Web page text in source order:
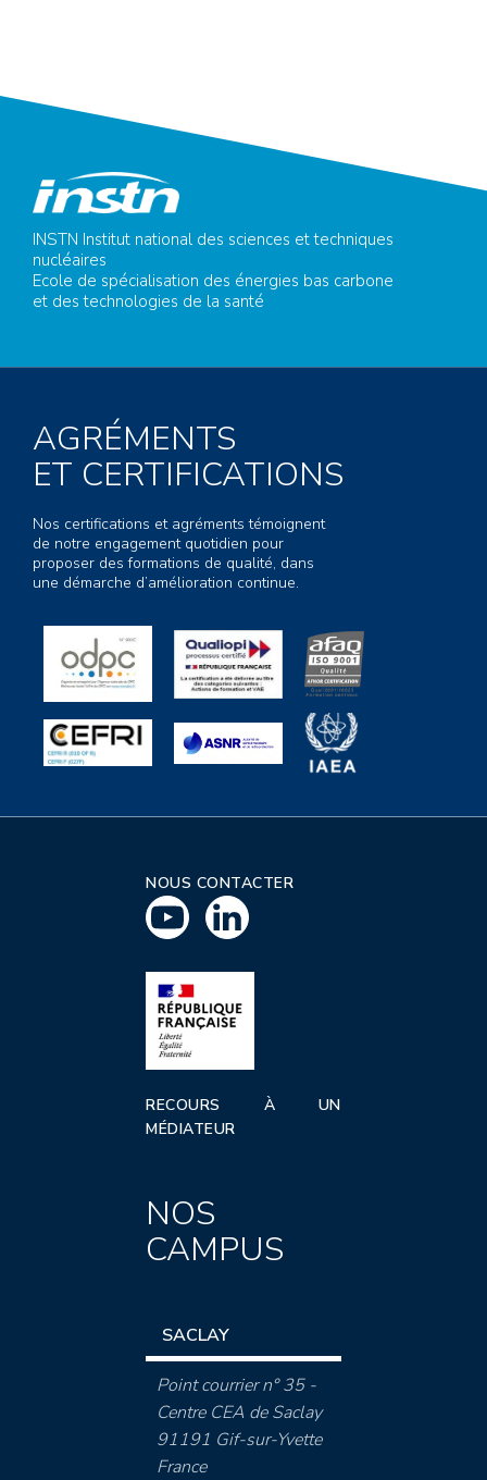
INSTN Institut national des sciences et techniques
nucléaires
Ecole de spécialisation des énergies bas carbone
et des technologies de la santé
AGRÉMENTS
ET CERTIFICATIONS
Nos certifications et agréments témoignent
de notre engagement quotidien pour
proposer des formations de qualité, dans
une démarche d’amélioration continue.
NOUS CONTACTER
RECOURS À UN
MÉDIATEUR
NOS
CAMPUS
SACLAY
Point courrier n° 35 -
Centre CEA de Saclay
91191 Gif-sur-Yvette
France